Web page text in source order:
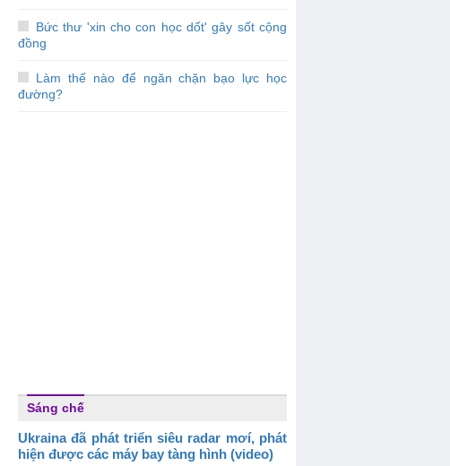
Bức thư 'xin cho con học dốt' gây sốt cộng
đồng
Làm thế nào để ngăn chặn bạo lực học
đường?
Sáng chế
Ukraina đã phát triển siêu radar mơí, phát
hiện được các máy bay tàng hình (video)